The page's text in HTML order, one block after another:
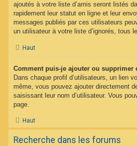
ajoutés à votre liste d’amis seront listés
rapidement leur statut en ligne et leur
messages publiés par ces utilisateurs
un utilisateur à votre liste d’ignorés, tous
Haut
Comment puis-je ajouter ou supprimer
Dans chaque profil d’utilisateurs, un lien
même, vous pouvez ajouter directement
saisissant leur nom d’utilisateur. Vous
page.
Haut
Recherche dans les forums